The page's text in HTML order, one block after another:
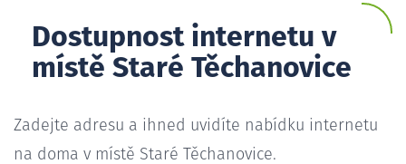
Dostupnost internetu v
místě Staré Těchanovice
Zadejte adresu a ihned uvidíte nabídku internetu
na doma v místě Staré Těchanovice.